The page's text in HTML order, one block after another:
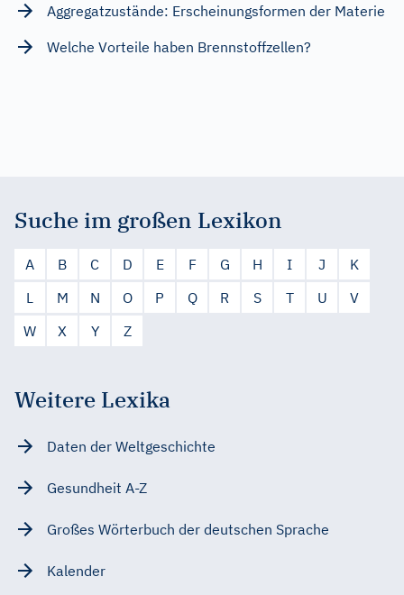
Aggregatzustände: Erscheinungsformen der Materie
Welche Vorteile haben Brennstoffzellen?
Suche im großen Lexikon
A B C D E F G H I J
K
L
M N O P Q R S T U
V
W
X Y Z
Weitere Lexika
Daten der Weltgeschichte
Gesundheit A-Z
Großes Wörterbuch der deutschen Sprache
Kalender